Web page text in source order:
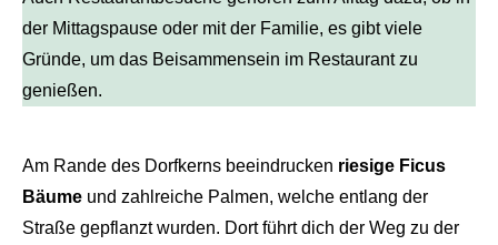
der Mittagspause oder mit der Familie, es gibt viele
Gründe, um das Beisammensein im Restaurant zu
genießen.
Am Rande des Dorfkerns beeindrucken riesige Ficus
Bäume und zahlreiche Palmen, welche entlang der
Straße gepflanzt wurden. Dort führt dich der Weg zu der